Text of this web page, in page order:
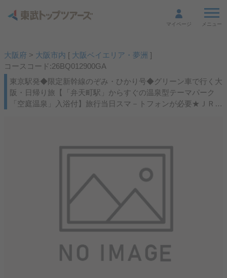
マイページ メニュー
大阪府 > 大阪市内 [ 大阪ベイエリア・夢洲 ]
コースコード:26BQ012900GA
東京駅発◆限定新幹線のぞみ・ひかり号◆グリーン車で行く大
阪・日帰り旅【「弁天町駅」からすぐの温泉型テーマパーク
「空庭温泉」入浴付】旅行当日スマ－トフォンが必要★ＪＲき